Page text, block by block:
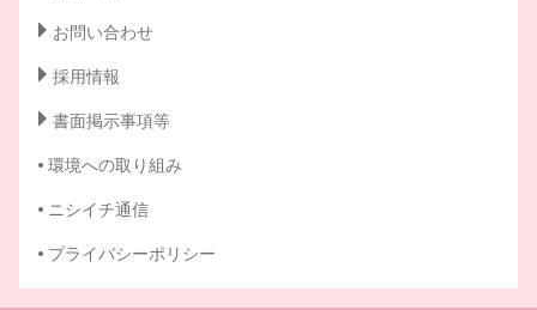
お問い合わせ
採用情報
書面掲示事項等
環境への取り組み
ニシイチ通信
プライバシーポリシー